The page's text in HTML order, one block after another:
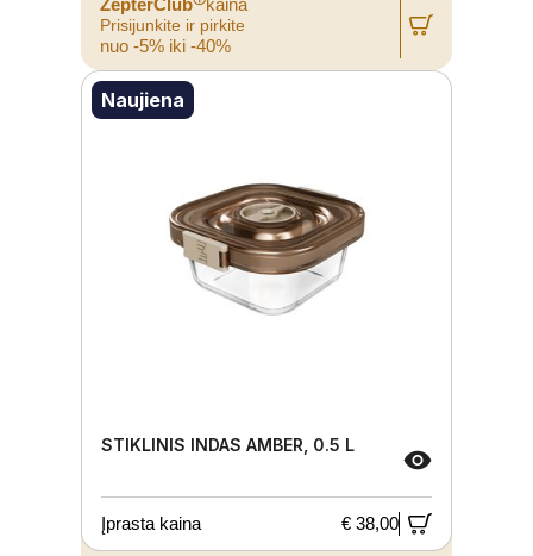
Prisijunkite ir pirkite
nuo -5% iki -40%
Naujiena
STIKLINIS INDAS AMBER, 0.5 L
Įprasta kaina € 38,00